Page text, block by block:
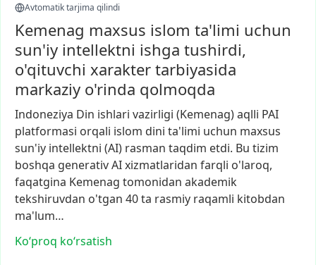
Avtomatik tarjima qilindi
Kemenag maxsus islom ta'limi uchun
sun'iy intellektni ishga tushirdi,
o'qituvchi xarakter tarbiyasida
markaziy o'rinda qolmoqda
Indoneziya Din ishlari vazirligi (Kemenag)aqlli PAI
platformasi orqali islom dini ta'limi uchun maxsus
sun'iy intellektni (AI) rasman taqdim etdi. Bu tizim
boshqa generativAIxizmatlaridan farqli o'laroq,
faqatgina Kemenag tomonidan akademik
tekshiruvdan o'tgan 40ta rasmiy raqamli kitobdan
ma'lum…
Ko‘proq koʻrsatish